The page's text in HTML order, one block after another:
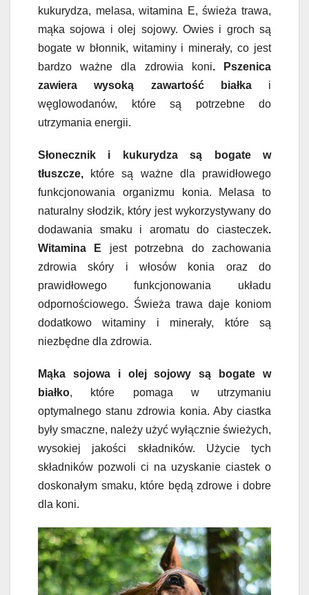
kukurydza, melasa, witamina E, świeża trawa,
mąka sojowa i olej sojowy. Owies i groch są
bogate w błonnik, witaminy i minerały, co jest
bardzo ważne dla zdrowia koni. Pszenica
zawiera wysoką zawartość białkai
węglowodanów, które są potrzebne do
utrzymania energii.
Słonecznik i kukurydza są bogate w
tłuszcze, które są ważne dla prawidłowego
funkcjonowania organizmu konia. Melasa to
naturalny słodzik, który jest wykorzystywany do
dodawania smaku i aromatu do ciasteczek.
Witamina E jest potrzebna do zachowania
zdrowia skóry i włosów konia oraz do
prawidłowego funkcjonowania układu
odpornościowego. Świeża trawa daje koniom
dodatkowo witaminy i minerały, które są
niezbędne dla zdrowia.
Mąka sojowa i olej sojowy są bogate w
białko, które pomaga w utrzymaniu
optymalnego stanu zdrowia konia. Aby ciastka
były smaczne, należy użyć wyłącznie świeżych,
wysokiej jakości składników. Użycie tych
składników pozwoli ci na uzyskanie ciastek o
doskonałym smaku, które będą zdrowe i dobre
dla koni.